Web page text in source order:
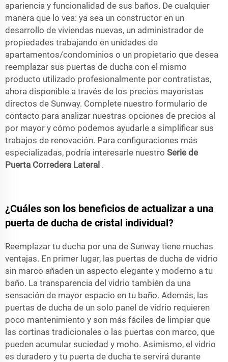
apariencia y funcionalidad de sus baños. De cualquier
manera que lo vea: ya sea un constructor en un
desarrollo de viviendas nuevas, un administrador de
propiedades trabajando en unidades de
apartamentos/condominios o un propietario que desea
reemplazar sus puertas de ducha con el mismo
producto utilizado profesionalmente por contratistas,
ahora disponible a través de los precios mayoristas
directos de Sunway. Complete nuestro formulario de
contacto para analizar nuestras opciones de precios al
por mayor y cómo podemos ayudarle a simplificar sus
trabajos de renovación. Para configuraciones más
especializadas, podría interesarle nuestro Serie de
Puerta Corredera Lateral .
¿Cuáles son los beneficios de actualizar a una
puerta de ducha de cristal individual?
Reemplazar tu ducha por una de Sunway tiene muchas
ventajas. En primer lugar, las puertas de ducha de vidrio
sin marco añaden un aspecto elegante y moderno a tu
baño. La transparencia del vidrio también da una
sensación de mayor espacio en tu baño. Además, las
puertas de ducha de un solo panel de vidrio requieren
poco mantenimiento y son más fáciles de limpiar que
las cortinas tradicionales o las puertas con marco, que
pueden acumular suciedad y moho. Asimismo, el vidrio
es duradero y tu puerta de ducha te servirá durante